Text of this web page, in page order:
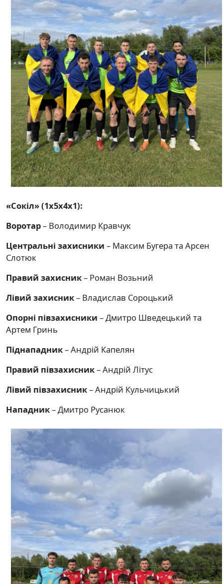
«Сокіл» (1х5х4х1):
Воротар– Володимир Кравчук
Центральні захисники – Максим Бугера та Арсен
Слотюк
Правий захисник– Роман Возьний
Лівий захисник– Владислав Сороцький
Опорні півзахисники – Дмитро Шведецький та
Артем Гринь
Піднападник– Андрій Капелян
Правий півзахисник– Андрій Літус
Лівий півзахисник– Андрій Кульчицький
Нападник– Дмитро Русанюк